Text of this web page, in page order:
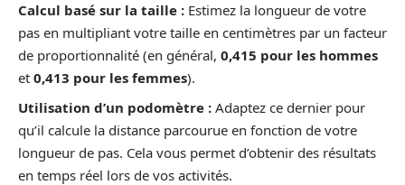
Calcul basé sur la taille : Estimez la longueur de votre
pas en multipliant votre taille en centimètres par un facteur
de proportionnalité (en général, 0,415 pour les hommes
et 0,413 pour les femmes).
Utilisation d’un podomètre : Adaptez ce dernier pour
qu’il calcule la distance parcourue en fonction de votre
longueur de pas. Cela vous permet d’obtenir des résultats
en temps réel lors de vos activités.